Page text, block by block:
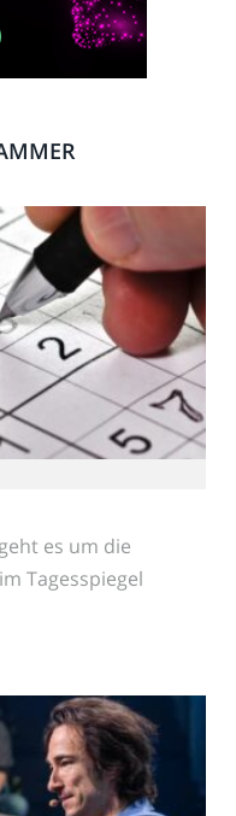
es um die
Tagesspiegel